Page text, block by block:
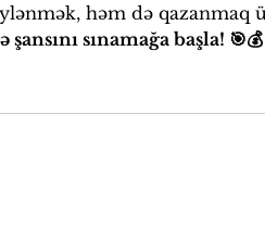
həm də qazanmaq
sınamağa başla! 🎯💰